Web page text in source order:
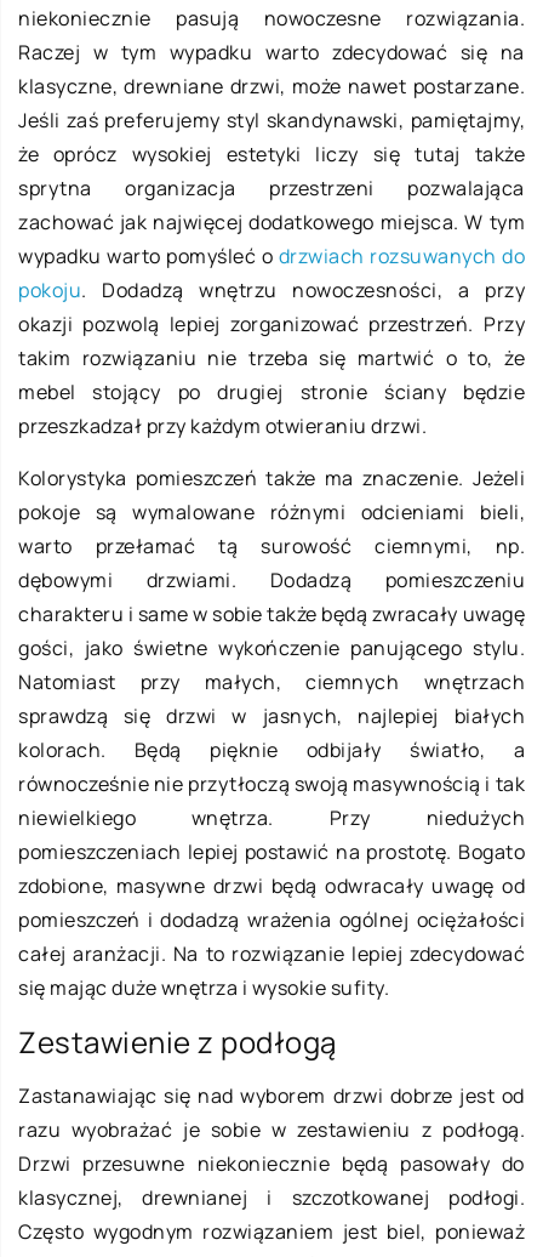
niekoniecznie pasują nowoczesne rozwiązania.
Raczej w tym wypadku warto zdecydować się na
klasyczne, drewniane drzwi, może nawet postarzane.
Jeśli zaś preferujemy styl skandynawski, pamiętajmy,
że oprócz wysokiej estetyki liczy się tutaj także
sprytna organizacja przestrzeni pozwalająca
zachować jak najwięcej dodatkowego miejsca. W tym
wypadku warto pomyśleć o drzwiach rozsuwanych do
pokoju. Dodadzą wnętrzu nowoczesności, a przy
okazji pozwolą lepiej zorganizować przestrzeń. Przy
takim rozwiązaniu nie trzeba się martwić o to, że
mebel stojący po drugiej stronie ściany będzie
przeszkadzał przy każdym otwieraniu drzwi.
Kolorystyka pomieszczeń także ma znaczenie. Jeżeli
pokoje są wymalowane różnymi odcieniami bieli,
warto przełamać tą surowość ciemnymi, np.
dębowymi drzwiami. Dodadzą pomieszczeniu
charakteru i same w sobie także będą zwracały uwagę
gości, jako świetne wykończenie panującego stylu.
Natomiast przy małych, ciemnych wnętrzach
sprawdzą się drzwi w jasnych, najlepiej białych
kolorach. Będą pięknie odbijały światło, a
równocześnie nie przytłoczą swoją masywnością i tak
niewielkiego wnętrza. Przy niedużych
pomieszczeniach lepiej postawić na prostotę. Bogato
zdobione, masywne drzwi będą odwracały uwagę od
pomieszczeń i dodadzą wrażenia ogólnej ociężałości
całej aranżacji. Na to rozwiązanie lepiej zdecydować
się mając duże wnętrza i wysokie sufity.
Zestawienie z podłogą
Zastanawiając się nad wyborem drzwi dobrze jest od
razu wyobrażać je sobie w zestawieniu z podłogą.
Drzwi przesuwne niekoniecznie będą pasowały do
klasycznej, drewnianej i szczotkowanej podłogi.
Często wygodnym rozwiązaniem jest biel, ponieważ